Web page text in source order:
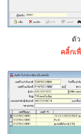
ตั
คลิ้กเ